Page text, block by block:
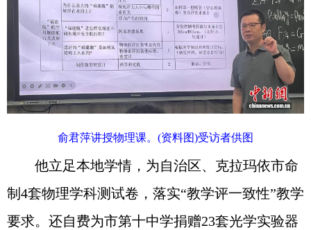
俞君萍讲授物理课。(资料图)受访者供图
他立足本地学情，为自治区、克拉玛依市命
制4套物理学科测试卷，落实“教学评一致性”教学
要求。还自费为市第十中学捐赠23套光学实验器